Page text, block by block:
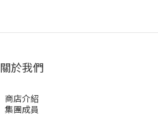
關於我們
商店介紹
集團成員